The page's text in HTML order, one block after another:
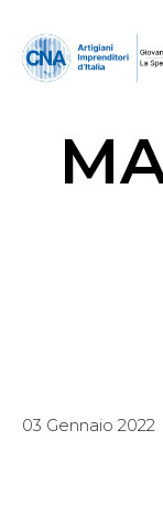
03 Gennaio 2022